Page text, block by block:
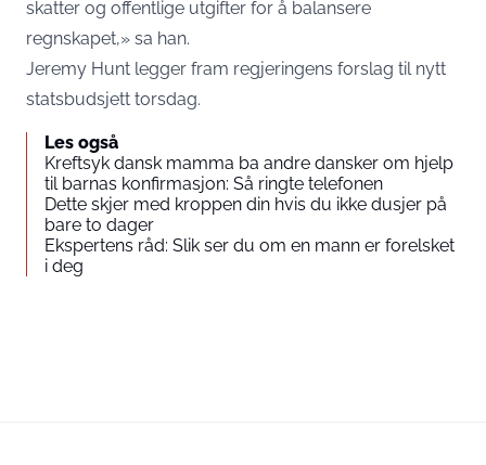
skatter og offentlige utgifter for å balansere
regnskapet,» sa han.
Jeremy Hunt legger fram regjeringens forslag til nytt
statsbudsjett torsdag.
Les også
Kreftsyk dansk mamma ba andre dansker om hjelp
til barnas konfirmasjon: Så ringte telefonen
Dette skjer med kroppen din hvis du ikke dusjer på
bare to dager
Ekspertens råd: Slik ser du om en mann er forelsket
i deg